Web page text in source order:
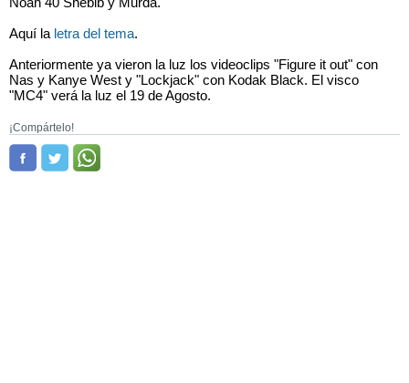
Aquí la letra del tema.
Anteriormente ya vieron la luz los videoclips "Figure it out" con
Nas y Kanye West y "Lockjack" con Kodak Black. El visco
"MC4" verá la luz el 19 de Agosto.
¡Compártelo!